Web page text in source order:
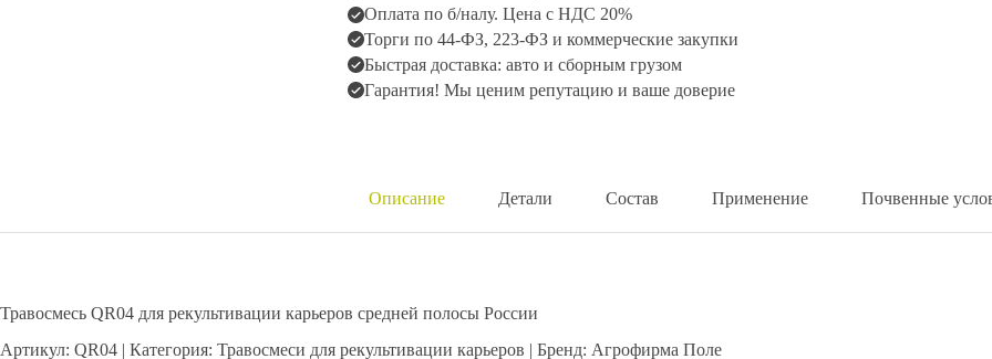
Оплата по б/налу. Цена с НДС 20%
Торги по 44-ФЗ, 223-ФЗ и коммерческие закупки
Быстрая доставка: авто и сборным грузом
Гарантия! Мы ценим репутацию и ваше доверие
Описание Детали Состав Применение Почвенные
Травосмесь QR04 для рекультивации карьеров средней полосы России
Артикул: QR04 | Категория: Травосмеси для рекультивации карьеров | Бренд: Агрофирма Поле